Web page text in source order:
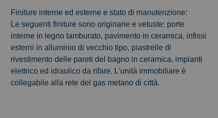
Finiture interne ed esterne e stato di manutenzione:
Le seguenti finiture sono originarie e vetuste: porte
interne in legno tamburato, pavimento in ceramica, infissi
esterni in alluminio di vecchio tipo, piastrelle di
rivestimento delle pareti del bagno in ceramica, impianti
elettrico ed idraulico da rifare. L'unità immobiliare è
collegabile alla rete del gas metano di città.